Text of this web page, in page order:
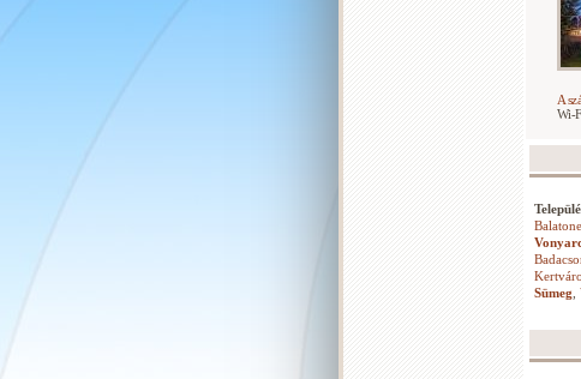
A
Wi-
Sümeg